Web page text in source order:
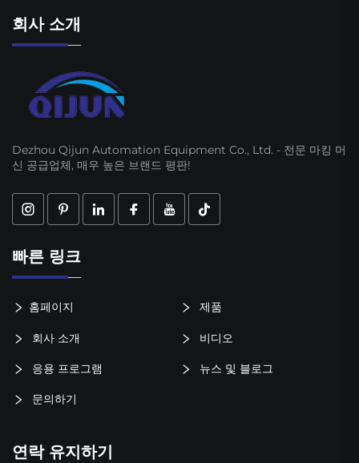
회사 소개
Dezhou Qijun Automation Equipment Co., Ltd. - 전문 마킹 머
신 공급업체, 매우 높은 브랜드 평판!
빠른 링크
홈페이지 제품
회사 소개 비디오
응용 프로그램 뉴스 및 블로그
문의하기
연락 유지하기